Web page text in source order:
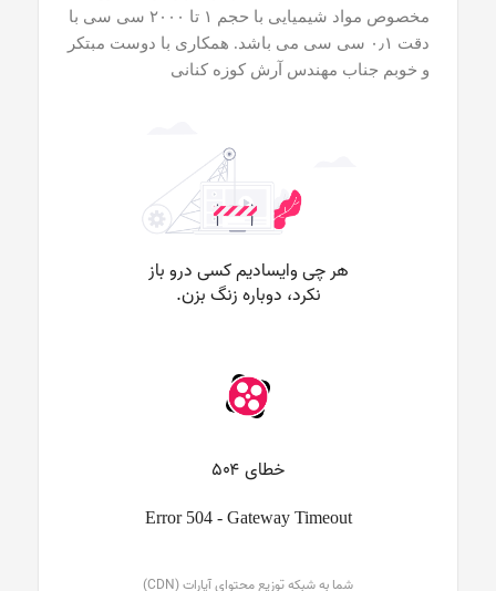
مخصوص مواد شیمیایی با حجم ۱ تا ۲۰۰۰ سی سی با
دقت ۰٫۱ سی سی می باشد. همکاری با دوست مبتکر
و خوبم جناب مهندس آرش کوزه کنانی